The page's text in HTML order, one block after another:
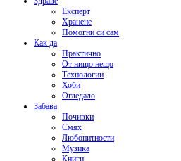
Експерт
Хранене
Помогни си сам
Как да
Практично
От нищо нещо
Технологии
Хоби
Огледало
Забава
Почивки
Смях
Любопитности
Музика
Книги